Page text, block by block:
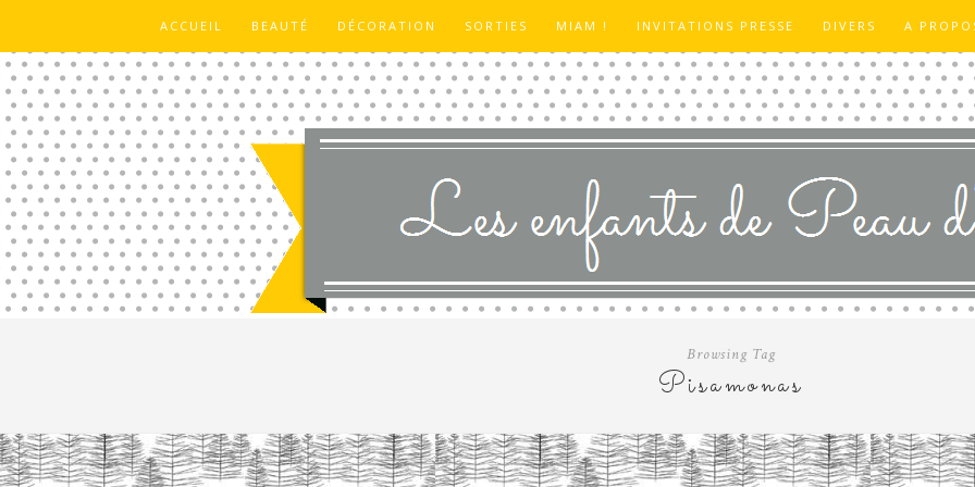
ACCUEIL BEAUTÉ DÉCORATION SORTIES MIAM ! INVITATIONS PRESSE DIVERS A
Browsing Tag
Pisamonas